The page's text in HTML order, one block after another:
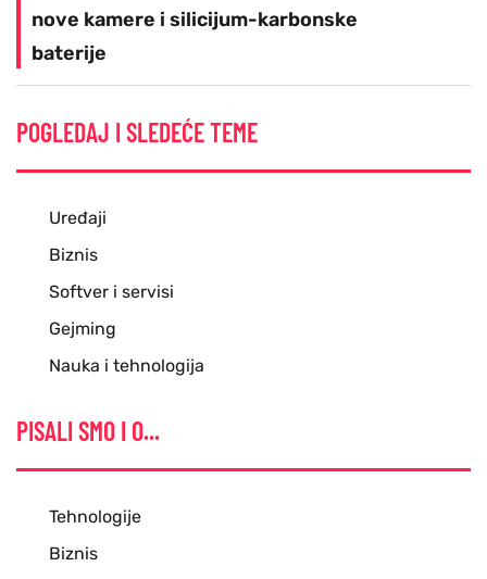
nove kamere i silicijum-karbonske
baterije
POGLEDAJ I SLEDEĆE TEME
Uređaji
Biznis
Softver i servisi
Gejming
Nauka i tehnologija
PISALI SMO I O...
Tehnologije
Biznis